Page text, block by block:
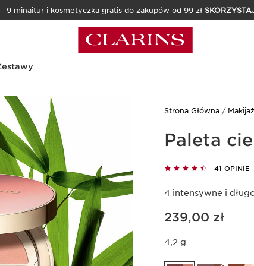
9 minaitur i kosmetyczka gratis do zakupów od 99 zł
Strona Główna Makijaż
Paleta
41 OPINIE
4 intensywne i
Aktualna cena 239,00 zł
239,00 zł
4,2 g